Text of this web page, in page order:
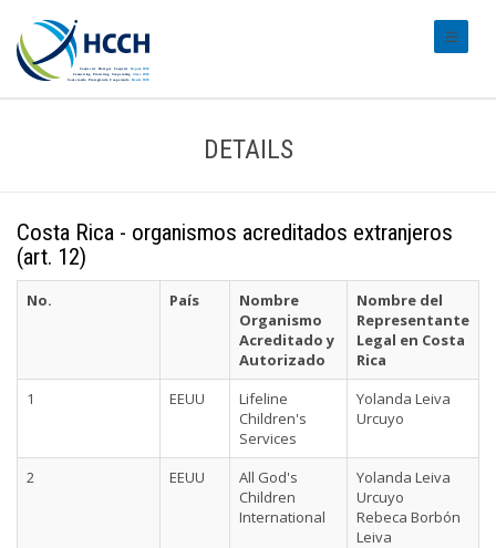
DETAILS
Costa Rica - organismos acreditados extranjeros
(art. 12)
No. País
Nombre
Organismo
Acreditado y
Autorizado
Nombre del
Representante
Legal en Costa
Rica
1
EEUU
Lifeline
Children's
Services
Yolanda Leiva
Urcuyo
2 EEUU
All God's
Children
International
Yolanda Leiva
Urcuyo
Rebeca Borbón
Leiva